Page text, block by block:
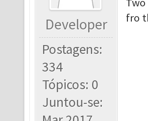
Developer
Postagens:
334
Tópicos: 0
Juntou-se:
fro